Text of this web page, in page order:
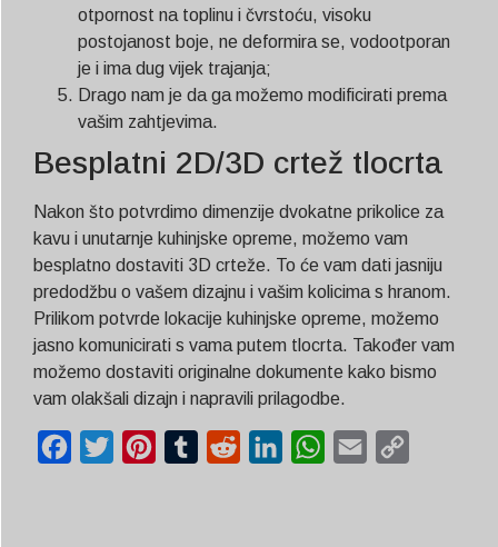
otpornost na toplinu i čvrstoću, visoku
postojanost boje, ne deformira se, vodootporan
je i ima dug vijek trajanja;
Drago nam je da ga možemo modificirati prema
vašim zahtjevima.
Besplatni 2D/3D crtež tlocrta
Nakon što potvrdimo dimenzije dvokatne prikolice za
kavu i unutarnje kuhinjske opreme, možemo vam
besplatno dostaviti 3D crteže. To će vam dati jasniju
predodžbu o vašem dizajnu i vašim kolicima s hranom.
Prilikom potvrde lokacije kuhinjske opreme, možemo
jasno komunicirati s vama putem tlocrta. Također vam
možemo dostaviti originalne dokumente kako bismo
vam olakšali dizajn i napravili prilagodbe.
Facebook
Twitter Pinterest
Tumblr Reddit LinkedInWhatsApp
Email